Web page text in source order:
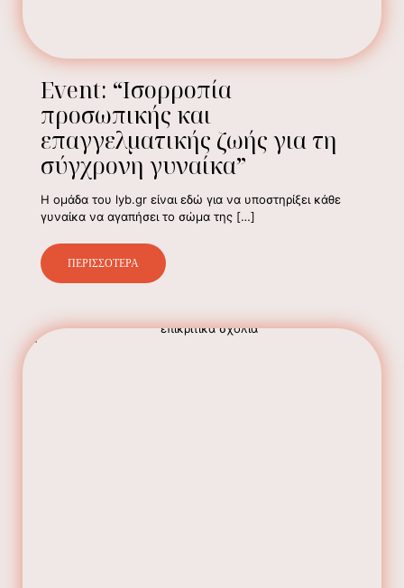
Event: “Ισορροπία
προσωπικής και
επαγγελματικής ζωής για τη
σύγχρονη γυναίκα”
Η ομάδα του lyb.gr είναι εδώ για να υποστηρίξει κάθε
γυναίκα να αγαπήσει το σώμα της […]
ΠΕΡΙΣΣΟΤΕΡΑ